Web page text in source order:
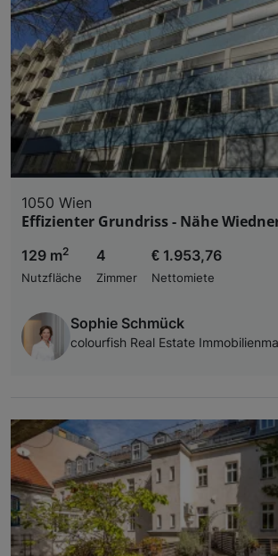
1050 Wien
Effizienter Grundriss - Nähe
129 m2
Nutzfläche
4
Zimmer
€ 1.953,76
Nettomiete
Sophie Schmück
colourfish Real Estate